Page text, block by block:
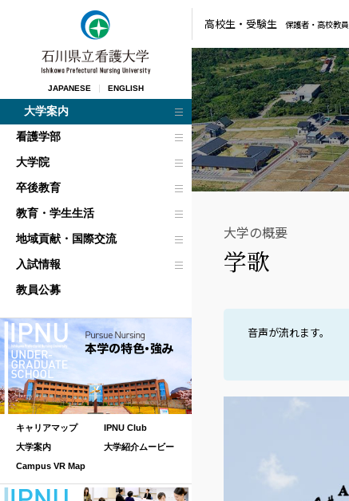
JAPANESE ENGLISH
大学案内
看護学部
大学院
卒後教育
教育・学生生活
地域貢献・国際交流
入試情報
教員公募
キャリアマップ
IPNU Club
大学案内
大学紹介ムービー
Campus VR Map
高校生・ 受験生 保護者・ 高校教員
大学の概要
学歌
音声が流れます。